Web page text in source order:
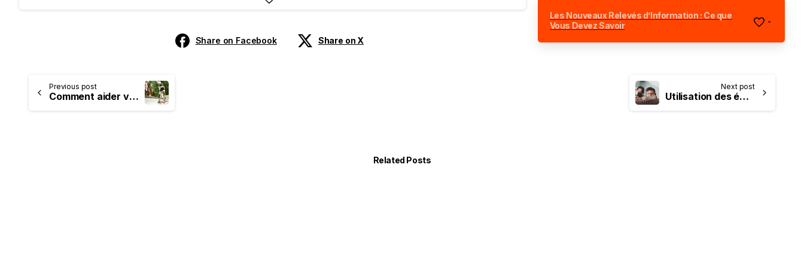
Share on Facebook Share on X
Les Nouveaux Relevés d’Information : Ce que
Vous Devez Savoir
-
Previous post
Comment aider votre enfant à choisir son activité sportive ?
Next post
Utilisation des écrans : comment accompagner votre enfant ?
Related Posts